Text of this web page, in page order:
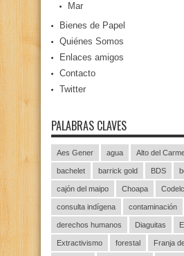
Mar
Bienes de Papel
Quiénes Somos
Enlaces amigos
Contacto
Twitter
PALABRAS CLAVES
Aes Gener agua Alto del
bachelet barrick gold BDS
cajón del maipo Choapa
consulta indígena contaminación
derechos humanos Diaguitas
Extractivismo forestal Franja